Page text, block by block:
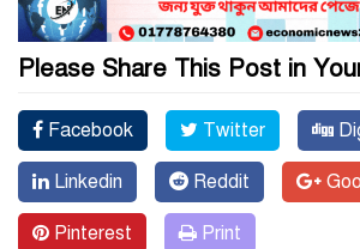
Please Share This Post in
Facebook Twitter
Linkedin Reddit
Pinterest Print